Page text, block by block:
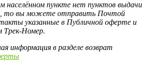
населённом пункте нет пунктов выдачи
то вы можете отправить Почтой
указанные в Публичной оферте и
Трек-Номер.
информация в разделе возврат